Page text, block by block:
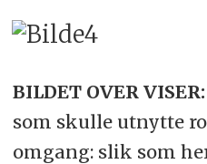
BILDET OVER VISER:
som skulle utnytte
omgang: slik som